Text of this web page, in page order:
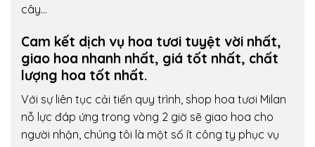
cây…
Cam kết dịch vụ hoa tươi tuyệt vời nhất,
giao hoa nhanh nhất, giá tốt nhất, chất
lượng hoa tốt nhất.
Với sự liên tục cải tiến quy trình, shop hoa tươi Milan
nỗ lực đáp ứng trong vòng 2 giờ sẽ giao hoa cho
người nhận, chúng tôi là một số ít công ty phục vụ